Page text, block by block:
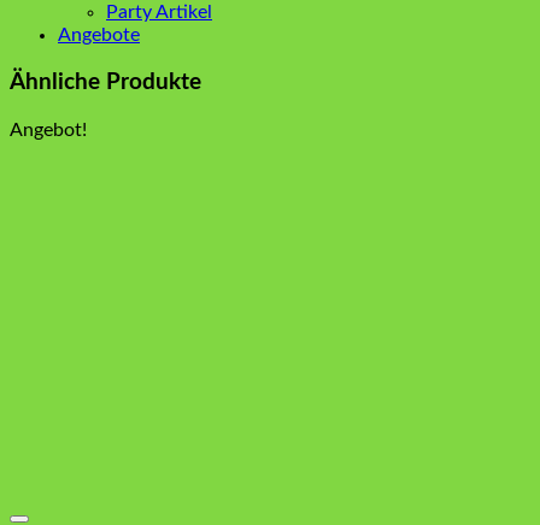
Party Artikel
Angebote
Ähnliche Produkte
Angebot!